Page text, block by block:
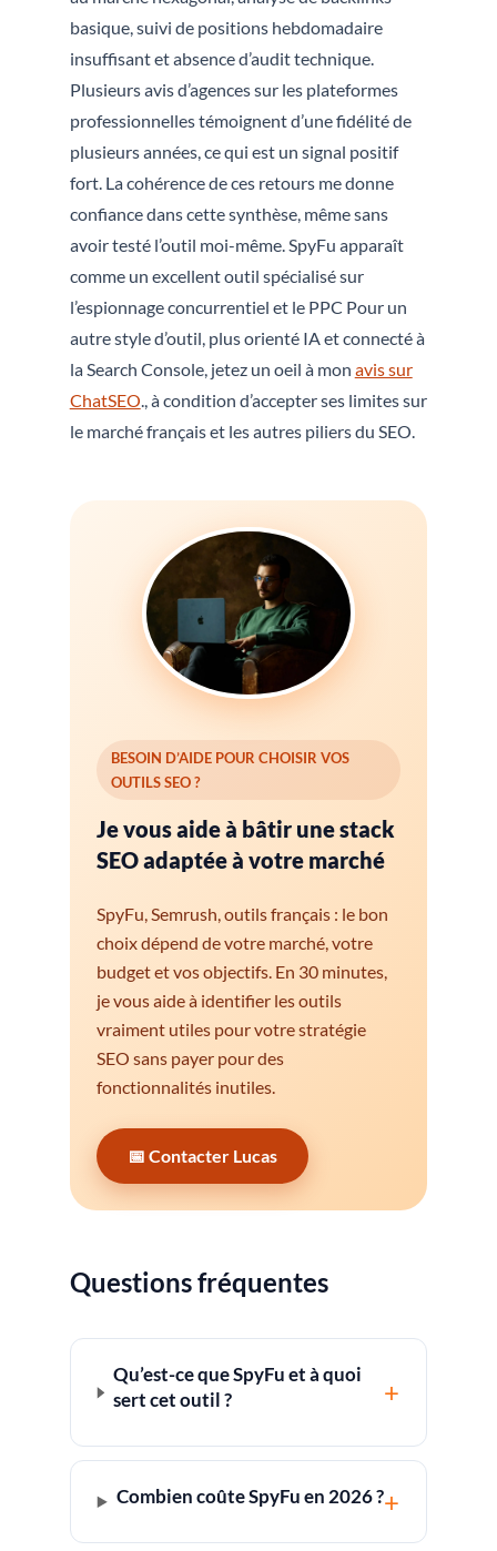
basique, suivi de positions hebdomadaire
insuffisant et absence d’audit technique.
Plusieurs avis d’agences sur les plateformes
professionnelles témoignent d’une fidélité de
plusieurs années, ce qui est un signal positif
fort. La cohérence de ces retours me donne
confiance dans cette synthèse, même sans
avoir testé l’outil moi-même. SpyFu apparaît
comme un excellent outil spécialisé sur
l’espionnage concurrentiel et le PPC Pour un
autre style d’outil, plus orienté IA et connecté à
la Search Console, jetez un oeil à mon avis sur
ChatSEO ., à condition d’accepter ses limites sur
le marché français et les autres piliers du SEO.
BESOIN D’AIDE POUR CHOISIR VOS
OUTILS SEO ?
Je vous aide à bâtir une stack
SEO adaptée à votre marché
SpyFu, Semrush, outils français : le bon
choix dépend de votre marché, votre
budget et vos objectifs. En 30 minutes,
je vous aide à identifier les outils
vraiment utiles pour votre stratégie
SEO sans payer pour des
fonctionnalités inutiles.
📅 Contacter Lucas
Questions fréquentes
Qu’est-ce que SpyFu et à quoi
sert cet outil ?
+
Combien coûte SpyFu en 2026 ?+